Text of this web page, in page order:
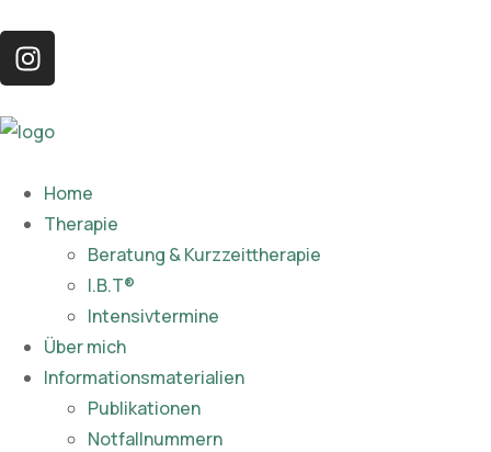
Home
Therapie
Beratung & Kurzzeittherapie
I.B.T®
Intensivtermine
Über mich
Informationsmaterialien
Publikationen​
Notfallnummern